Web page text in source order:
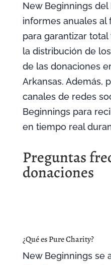
New Beginnings
informes anuales al
para garantizar
la distribución de
de las donaciones
Arkansas. Además,
canales de redes
Beginnings para
en tiempo real
Preguntas
donaciones
¿Qué es Pure Charity?
New Beginnings se